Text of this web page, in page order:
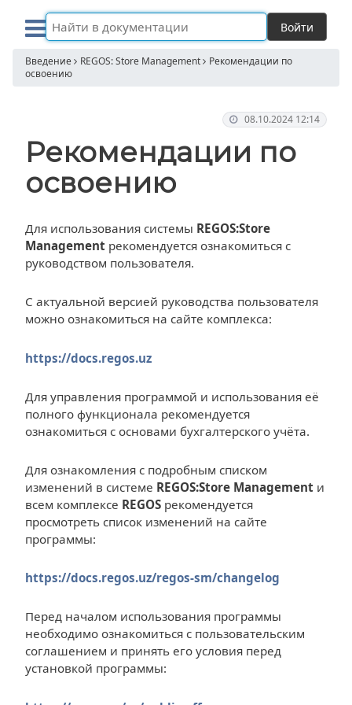
Войти
Введение REGOS: Store Management
Рекомендации по
освоению
08.10.2024 12:14
Рекомендации по
освоению
Для использования системы REGOS:Store
Management рекомендуется ознакомиться с
руководством пользователя.
C актуальной версией руководства пользователя
можно ознакомиться на сайте комплекса:
https://docs.regos.uz
Для управления программой и использования её
полного функционала рекомендуется
ознакомиться с основами бухгалтерского учёта.
Для ознакомления с подробным списком
изменений в системе REGOS:Store Management и
всем комплексе REGOS рекомендуется
просмотреть список изменений на сайте
программы:
https://docs.regos.uz/regos-sm/changelog
Перед началом использования программы
необходимо ознакомиться с пользовательским
соглашением и принять его условия перед
установкой программы: